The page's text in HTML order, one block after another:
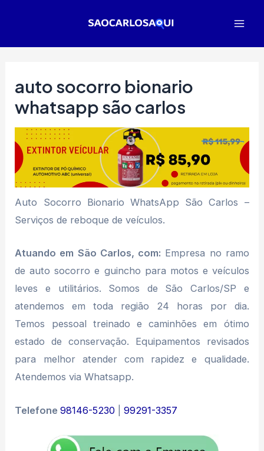
auto socorro bionario
whatsapp são carlos
Auto Socorro Bionario WhatsApp São Carlos –
Serviços de reboque de veículos.
Atuando em São Carlos, com: Empresa no ramo
de auto socorro e guincho para motos e veículos
leves e utilitários. Somos de São Carlos/SP e
atendemos em toda região 24 horas por dia.
Temos pessoal treinado e caminhões em ótimo
estado de conservação. Equipamentos revisados
para melhor atender com rapidez e qualidade.
Atendemos via Whatsapp.
Telefone98146-5230 |99291-3357